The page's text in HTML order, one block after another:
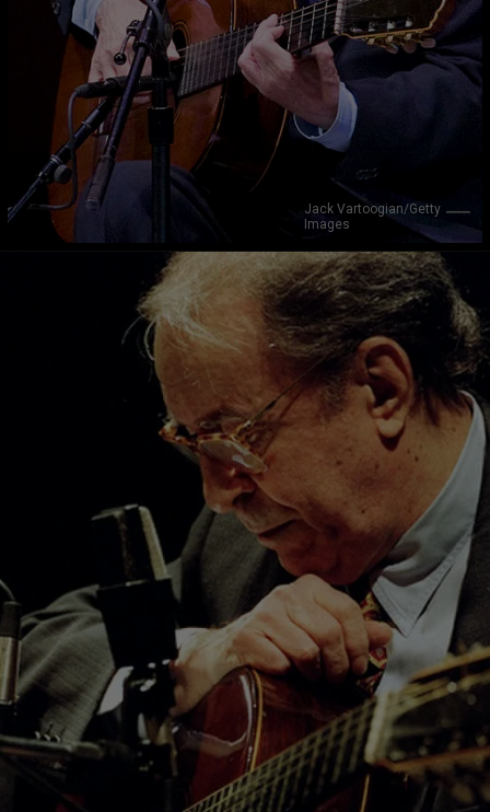
Jack Vartoogian/Getty
Images